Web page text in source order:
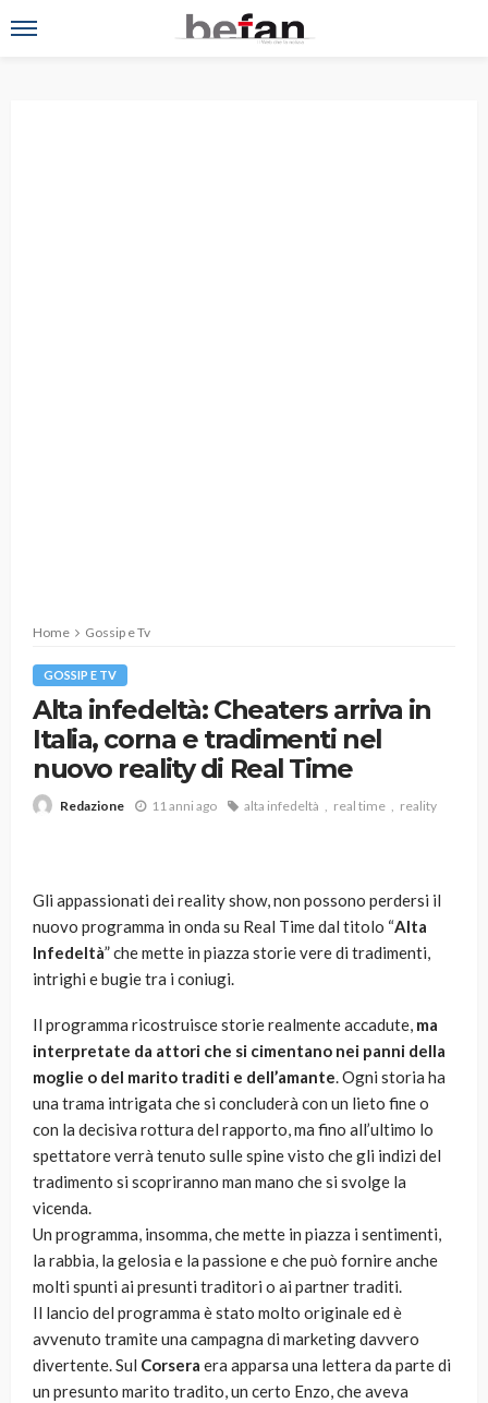
Home Gossip e Tv
GOSSIP E TV
Alta infedeltà: Cheaters arriva in
Italia, corna e tradimenti nel
nuovo reality di Real Time
Redazione 11 anni ago alta infedeltà real time reality
Gli appassionati dei reality show, non possono perdersi il
nuovo programma in onda su Real Time dal titolo “Alta
Infedeltà” che mette in piazza storie vere di tradimenti,
intrighi e bugie tra i coniugi.
Il programma ricostruisce storie realmente accadute, ma
interpretate da attori che si cimentano nei panni della
moglie o del marito traditi e dell’amante. Ogni storia ha
una trama intrigata che si concluderà con un lieto fine o
con la decisiva rottura del rapporto, ma fino all’ultimo lo
spettatore verrà tenuto sulle spine visto che gli indizi del
tradimento si scopriranno man mano che si svolge la
vicenda.
Un programma, insomma, che mette in piazza i sentimenti,
la rabbia, la gelosia e la passione e che può fornire anche
molti spunti ai presunti traditori o ai partner traditi.
Il lancio del programma è stato molto originale ed è
avvenuto tramite una campagna di marketing davvero
divertente. Sul Corsera era apparsa una lettera da parte di
un presunto marito tradito, un certo Enzo, che aveva